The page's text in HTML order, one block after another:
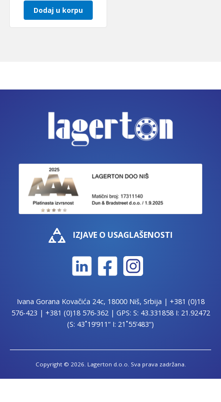
Dodaj u korpu
IZJAVE O USAGLAŠENOSTI
Ivana Gorana Kovačića 24c, 18000 Niš, Srbija | +381 (0)18
576-423 | +381 (0)18 576-362| GPS: S: 43.331858 I: 21.92472
(S: 43˚19’911“ I: 21˚55’483“)
Copyright © 2026. Lagerton d.o.o. Sva prava zadržana.